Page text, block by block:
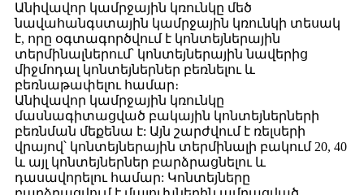
Անիվավոր կամրջային կռունկը մեծ
նավահանգստային կամրջային կռունկի տեսակ
է, որը օգտագործվում է կոնտեյներային
տերմինալներում՝ կոնտեյներային նավերից
միջմոդալ կոնտեյներներ բեռնելու և
բեռնաթափելու համար։
Անիվավոր կամրջային կռունկը
մասնագիտացված բակային կոնտեյներների
բեռնման մեքենա է: Այն շարժվում է ռելսերի
վրայով՝ կոնտեյներային տերմինալի բակում 20, 40
և այլ կոնտեյներներ բարձրացնելու և
դասավորելու համար: Կոնտեյները